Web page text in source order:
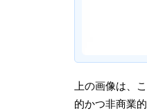
上の画像は、
的かつ非商業